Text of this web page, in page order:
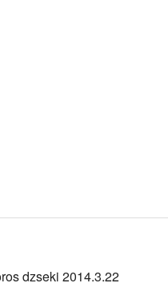
dzseki 2014.3.22